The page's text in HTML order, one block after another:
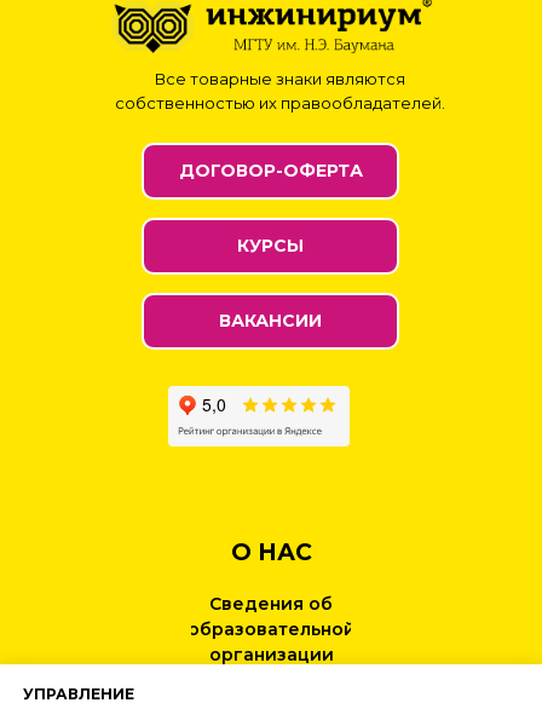
Все товарные знаки являются
собственностью их правообладателей.
О НАС
ВАКАНСИИ
КУРСЫ
Сведения об
образовательной
организации
ДОГОВОР-ОФЕРТА
УПРАВЛЕНИЕ